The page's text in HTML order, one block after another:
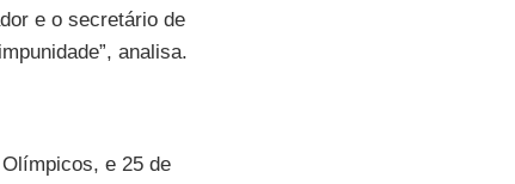
e o secretário de
analisa.
e 25 de